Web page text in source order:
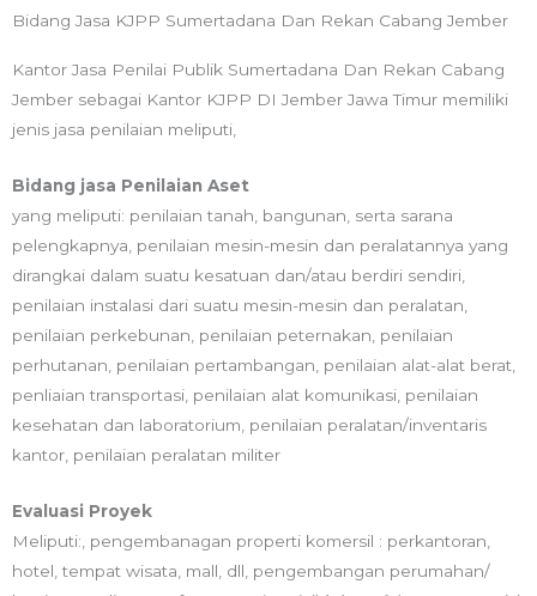
Bidang Jasa KJPP Sumertadana Dan Rekan Cabang Jember
Kantor Jasa Penilai Publik Sumertadana Dan Rekan Cabang
Jember sebagai Kantor KJPP DI Jember Jawa Timur memiliki
jenis jasa penilaian meliputi,
Bidang jasa Penilaian Aset
yang meliputi: penilaian tanah, bangunan, serta sarana
pelengkapnya, penilaian mesin-mesin dan peralatannya yang
dirangkai dalam suatu kesatuan dan/atau berdiri sendiri,
penilaian instalasi dari suatu mesin-mesin dan peralatan,
penilaian perkebunan, penilaian peternakan, penilaian
perhutanan, penilaian pertambangan, penilaian alat-alat berat,
penliaian transportasi, penilaian alat komunikasi, penilaian
kesehatan dan laboratorium, penilaian peralatan/inventaris
kantor, penilaian peralatan militer
Evaluasi Proyek
Meliputi:, pengembanagan properti komersil : perkantoran,
hotel, tempat wisata, mall, dll, pengembangan perumahan/